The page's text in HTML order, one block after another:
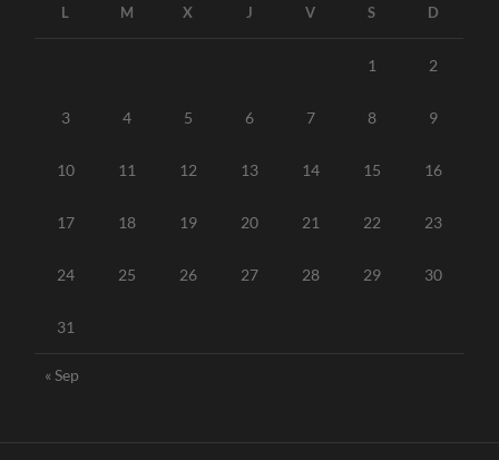
L M X J V S D
1 2
3 4 5 6 7 8 9
10 11 12 13 14 15 16
17 18 19 20 21 22 23
24 25 26 27 28 29 30
31
« Sep